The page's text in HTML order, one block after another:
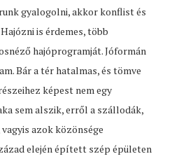
gyalogolni, akkor konflist és
is érdemes, több
hajóprogramját. Jóformán
Bár a tér hatalmas, és tömve
képest nem egy
sem alszik, erről a szállodák,
azok közönsége
elején épített szép épületen